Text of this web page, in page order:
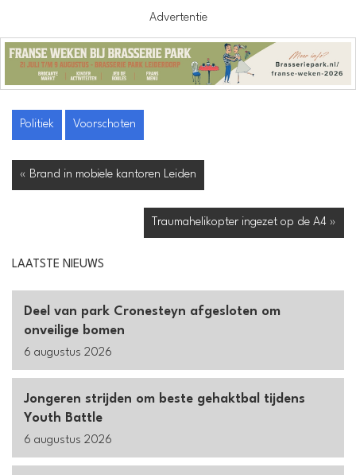
Advertentie
Politiek Voorschoten
« Brand in mobiele kantoren Leiden
Traumahelikopter ingezet op de A4 »
LAATSTE NIEUWS
Deel van park Cronesteyn afgesloten om
onveilige bomen
6 augustus 2026
Jongeren strijden om beste gehaktbal tijdens
Youth Battle
6 augustus 2026